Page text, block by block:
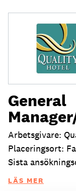
General
Arbetsgivare:
Placeringsort:
Sista
LÄS MER